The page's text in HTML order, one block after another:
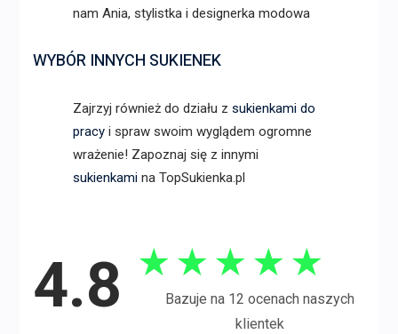
nam Ania, stylistka i designerka modowa
WYBÓR INNYCH SUKIENEK
Zajrzyj również do działu z sukienkami do
pracyi spraw swoim wyglądem ogromne
wrażenie! Zapoznaj się z innymi
sukienkamina TopSukienka.pl
4.8 ★ ★ ★ ★ ★
Bazuje na 12 ocenach naszych
klientek